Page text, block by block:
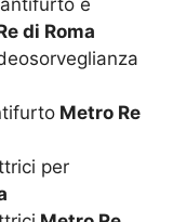
di Roma
Metro Re
per